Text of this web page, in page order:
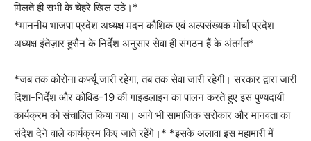
मिलते ही सभी के चेहरे खिल उठे।*
*माननीय भाजपा प्रदेश अध्यक्ष मदन कौशिक एवं अल्पसंख्यक मोर्चा प्रदेश
अध्यक्ष इंतेज़ार हुसैन के निर्देश अनुसार सेवा ही संगठन हैं के अंतर्गत*
*जब तक कोरोना कर्फ्यू जारी रहेगा, तब तक सेवा जारी रहेगी। सरकार द्वारा जारी
दिशा-निर्देश और कोविड-19 की गाइडलाइन का पालन करते हुए इस पुण्यदायी
कार्यक्रम को संचालित किया गया। आगे भी सामाजिक सरोकार और मानवता का
संदेश देने वाले कार्यक्रम किए जाते रहेंगे।* *इसके अलावा इस महामारी में